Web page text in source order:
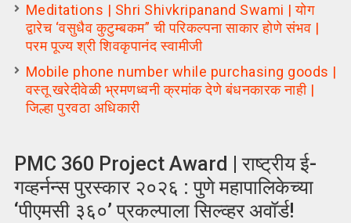
Meditations | Shri Shivkripanand Swami | योग
द्वारेच ‘वसुधैव कुटुम्बकम” ची परिकल्पना साकार होणे संभव |
परम पूज्य श्री शिवकृपानंद स्वामीजी
Mobile phone number while purchasing goods |
वस्तू खरेदीवेळी भ्रमणध्वनी क्रमांक देणे बंधनकारक नाही |
जिल्हा पुरवठा अधिकारी
PMC 360 Project Award | राष्ट्रीय ई-
गव्हर्नन्स पुरस्कार २०२६ : पुणे महापालिकेच्या
‘पीएमसी ३६०’ प्रकल्पाला सिल्व्हर अवॉर्ड!